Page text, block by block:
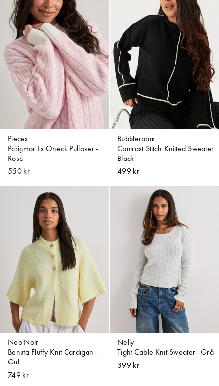
Pieces
Pcrigmor Ls Oneck Pullover -
Rosa
550 kr
Bubbleroom
Contrast Stitch Knitted Sweater
Black
499 kr
Neo Noir
Benuta Fluffy Knit Cardigan -
Gul
749 kr
Nelly
Tight Cable Knit Sweater - Grå
399 kr